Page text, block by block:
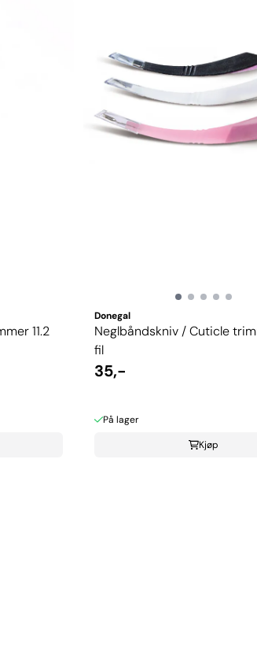
11.2
Donegal
Neglbåndskniv / Cuticle
fil
35,-
På lager
Kjøp